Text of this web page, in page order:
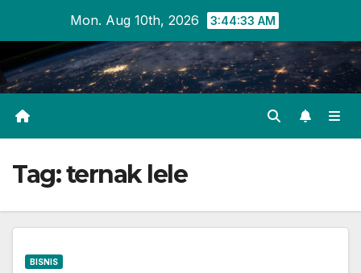
content
Mon. Aug 10th, 2026 3:44:33 AM
Tag:ternak lele
BISNIS